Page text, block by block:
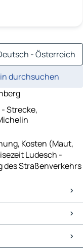
- Österreich
durchsuchen
Strecke,
Kosten (Maut,
Ludesch -
des Straßenverkehrs